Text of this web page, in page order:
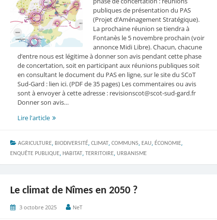
publiques de présentation du PAS
(Projet d’Aménagement Stratégique).
La prochaine réunion se tiendra à
Fontanès le 5 novembre prochain (voir
annonce Midi Libre). Chacun, chacune
d’entre nous est légitime à donner son avis pendant cette phase
de concertation, soit en participant aux réunions publiques soit
en consultant le document du PAS en ligne, sur le site du SCoT
Sud-Gard : lien ici. (PDF de 35 pages) Les commentaires ou avis
sont à envoyer à cette adresse : revisionscot@scot-sud-gard.fr
Donner son avis…
Lire l'articleRévision
Sud-
Gard,
donnez
AGRICULTURE, BIODIVERSITÉ, CLIMAT, COMMUNS, EAU, ÉCONOMIE,
ENQUÊTE PUBLIQUE, HABITAT, TERRITOIRE, URBANISME
Le climat de Nîmes en 2050 ?
3 octobre 2025 NeT